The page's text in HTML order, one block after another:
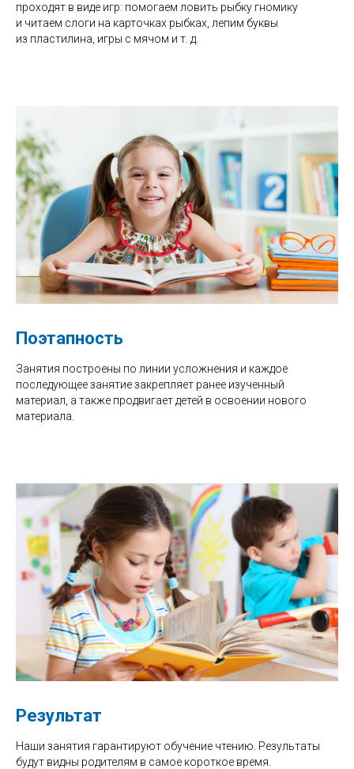
проходят в виде игр: помогаем ловить рыбку гномику
и читаем слоги на карточках рыбках, лепим буквы
из пластилина, игры с мячом и т. д.
Поэтапность
Занятия построены по линии усложнения и каждое
последующее занятие закрепляет ранее изученный
материал, а также продвигает детей в освоении нового
материала.
Результат
Наши занятия гарантируют обучение чтению. Результаты
будут видны родителям в самое короткое время.